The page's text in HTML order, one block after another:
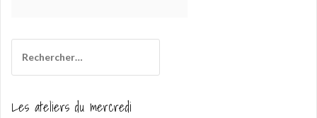
Les ateliers du mercredi